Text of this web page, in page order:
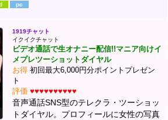
pc
1919チャット
イクイクチャット
ビデオ通話で生オナニー配信!!マニア向けイ
メプレツーショットダイヤル
お得 初回最大6,000円分ポイントプレゼン
ト
評価 ♥♥♥♥♥♥♥♥♥♥
音声通話SNS型のテレクラ・ツーショッ
トダイヤル。プロフィールに女性の写真